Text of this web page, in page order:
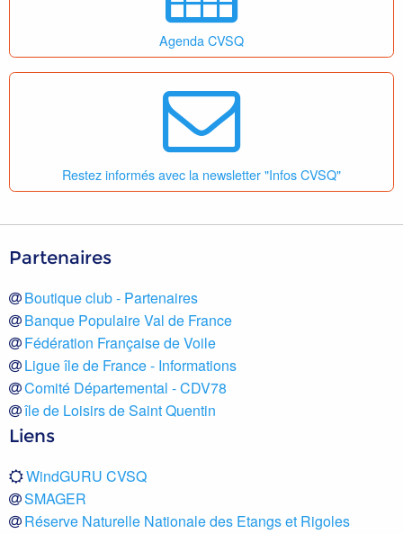
Agenda CVSQ
Restez informés avec la newsletter "Infos CVSQ"
Partenaires
Boutique club - Partenaires
Banque Populaire Val de France
Fédération Française de Voile
Ligue île de France - Informations
Comité Départemental - CDV78
île de Loisirs de Saint Quentin
Liens
WindGURU CVSQ
SMAGER
Réserve Naturelle Nationale des Etangs et Rigoles